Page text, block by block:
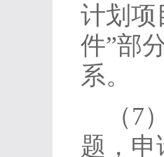
计划项
件”部
系。
（
题，